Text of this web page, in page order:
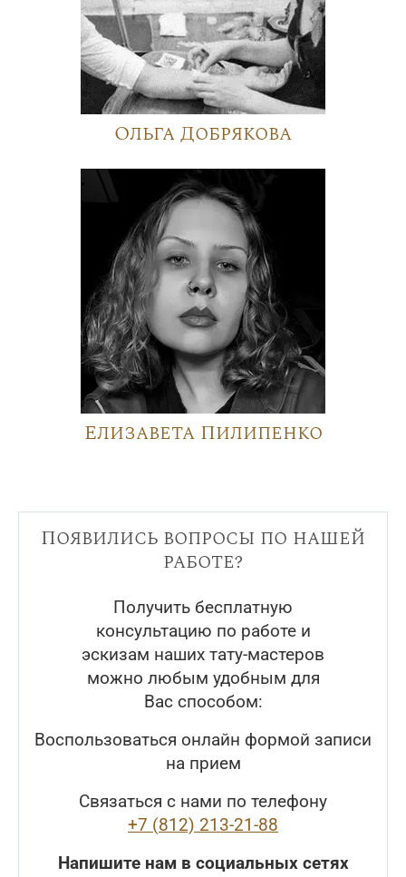
Ольга Добрякова
Елизавета Пилипенко
Появились вопросы по нашей
работе?
Получить бесплатную
консультацию по работе и
эскизам наших тату-мастеров
можно любым удобным для
Вас способом:
Воспользоваться онлайн формой записи
на прием
Связаться с нами по телефону
+7 (812) 213-21-88
Напишите нам в социальных сетях